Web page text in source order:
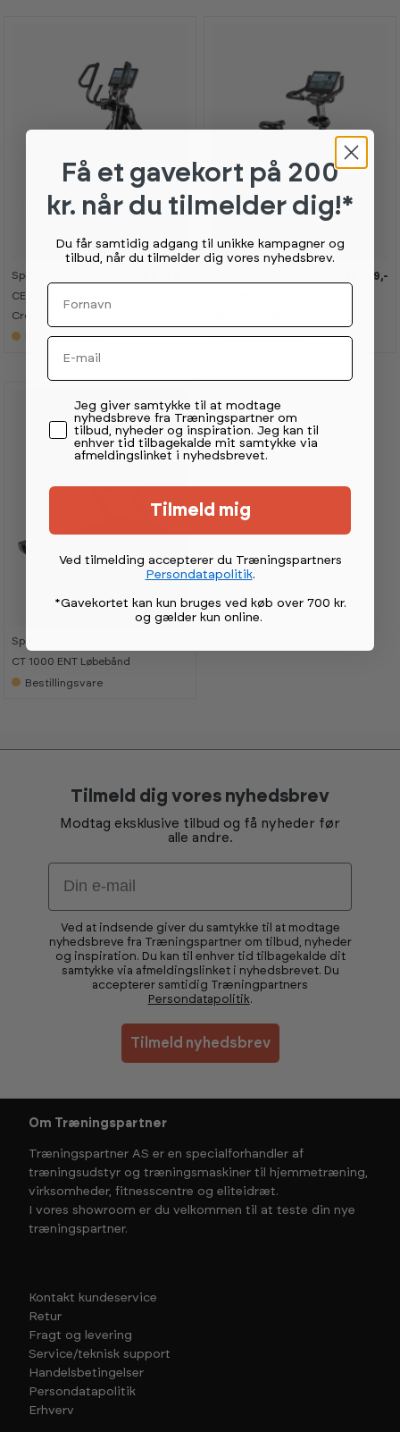
Spirit
CE 1000 ENT
Crosstrainer
Bestillingsvare
54 999,-
Bestillingsvare
Spirit
CT 1000 ENT Løbebånd
Bestillingsvare
Tilmeld dig vores nyhedsbrev
Modtag eksklusive tilbud og få nyheder før
alle andre.
Email
Ved at indsende giver du samtykke til at modtage
nyhedsbreve fra Træningspartner om tilbud, nyheder
og inspiration. Du kan til enhver tid tilbagekalde dit
samtykke via afmeldingslinket i nyhedsbrevet. Du
accepterer samtidig Træningpartners
Persondatapolitik.
Tilmeld nyhedsbrev
Om Træningspartner
Træningspartner AS er en specialforhandler af
træningsudstyr og træningsmaskiner til hjemmetræning,
virksomheder, fitnesscentre og eliteidræt.
I vores showroom er du velkommen til at teste din nye
træningspartner.
Kontakt kundeservice
Retur
Fragt og levering
Service/teknisk support
Handelsbetingelser
Persondatapolitik
Erhverv
Få et gavekort på 200
kr. når du tilmelder dig!*
Du får samtidig adgang til unikke kampagner og
tilbud, når du tilmelder dig vores nyhedsbrev.
Fornavn
Email
Permission tekst
Jeg giver samtykke til at modtage
nyhedsbreve fra Træningspartner om
tilbud, nyheder og inspiration. Jeg kan til
enhver tid tilbagekalde mit samtykke via
afmeldingslinket i nyhedsbrevet.
Tilmeld mig
Ved tilmelding accepterer du Træningspartners
Persondatapolitik.
*Gavekortet kan kun bruges ved køb over 700 kr.
og gælder kun online.